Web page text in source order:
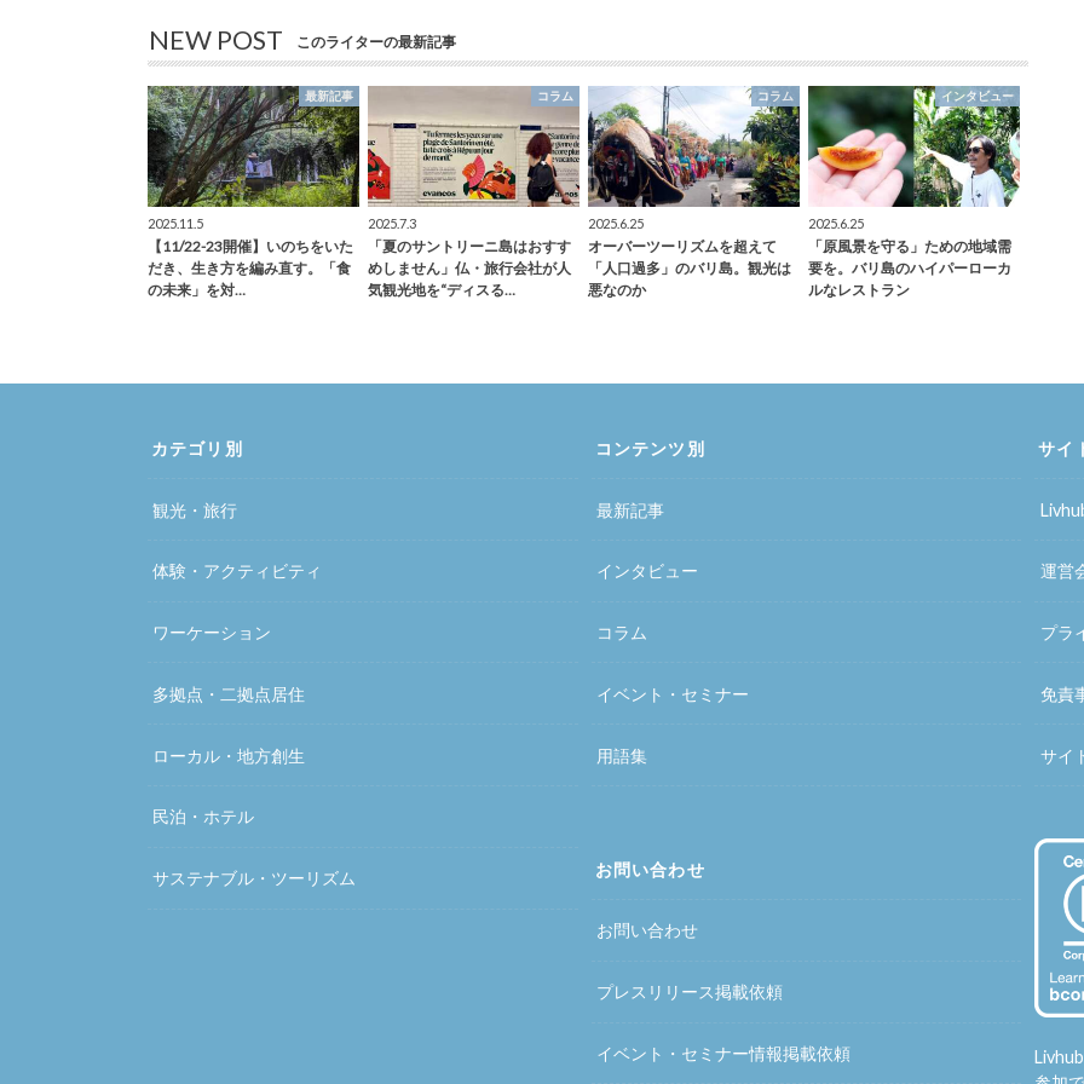
NEW POST このライターの最新記事
最新記事
2025.11.5
【11/22-23開催】いのちをいた
だき、生き方を編み直す。「食
の未来」を対…
コラム
2025.7.3
「夏のサントリーニ島はおすす
めしません」仏・旅行会社が人
気観光地を“ディスる…
コラム
2025.6.25
オーバーツーリズムを超えて
「人口過多」のバリ島。観光は
悪なのか
インタビュー
2025.6.25
「原風景を守る」ための地域需
要を。バリ島のハイパーローカ
ルなレストラン
カテゴリ別
観光・旅行
体験・アクティビティ
ワーケーション
多拠点・二拠点居住
ローカル・地方創生
民泊・ホテル
サステナブル・ツーリズム
コンテンツ別
最新記事
インタビュー
コラム
イベント・セミナー
用語集
お問い合わせ
お問い合わせ
プレスリリース掲載依頼
イベント・セミナー情報掲載依頼
サイ
運営
プラ
免責
サイ